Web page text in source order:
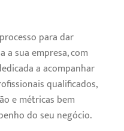
para dar
a sua empresa, com
a acompanhar
qualificados,
e métricas bem
do seu negócio.